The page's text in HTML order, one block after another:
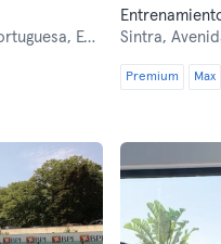
Bombeiros de Sintra
Sintra, Avenida
Premium Max